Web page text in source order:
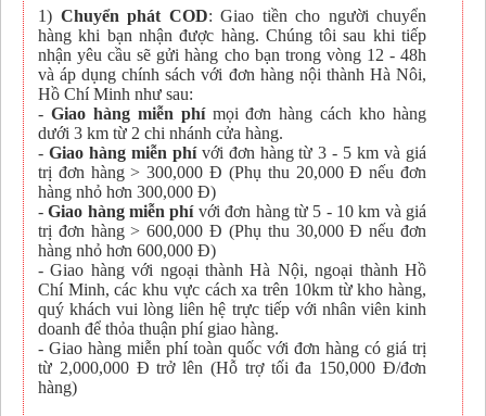
1) Chuyển phát COD: Giao tiền cho người chuyển
hàng khi bạn nhận được hàng. Chúng tôi sau khi tiếp
nhận yêu cầu sẽ gửi hàng cho bạn trong vòng 12 - 48h
và áp dụng chính sách với đơn hàng nội thành Hà Nôi,
Hồ Chí Minh như sau:
- Giao hàng miễn phímọi đơn hàng cách kho hàng
dưới 3 km từ 2 chi nhánh cửa hàng.
- Giao hàng miễn phívới đơn hàng từ 3 - 5 km và giá
trị đơn hàng > 300,000 Đ (Phụ thu 20,000 Đ nếu đơn
hàng nhỏ hơn 300,000 Đ)
-Giao hàng miễn phívới đơn hàng từ 5 - 10 km và giá
trị đơn hàng > 600,000 Đ (Phụ thu 30,000 Đ nếu đơn
hàng nhỏ hơn 600,000 Đ)
- Giao hàng với ngoại thành Hà Nội, ngoại thành Hồ
Chí Minh, các khu vực cách xa trên 10km từ kho hàng,
quý khách vui lòng liên hệ trực tiếp với nhân viên kinh
doanh để thỏa thuận phí giao hàng.
- Giao hàng miễn phí toàn quốc với đơn hàng có giá trị
từ 2,000,000 Đ trở lên (Hỗ trợ tối đa 150,000 Đ/đơn
hàng)